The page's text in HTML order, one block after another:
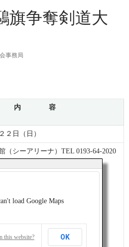
旗争奪剣道大
事務局
内 容
２日（日）
（シーアリーナ）TEL 0193-64-2020
load Google Maps
this website? OK